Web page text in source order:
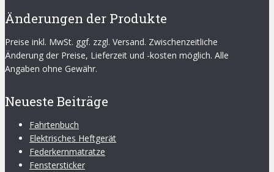
Änderungen der Produkte
Preise inkl. MwSt. ggf. zzgl. Versand. Zwischenzeitliche
Änderung der Preise, Lieferzeit und -kosten möglich. Alle
Angaben ohne Gewähr.
Neueste Beiträge
Fahrtenbuch
Elektrisches Heftgerät
Federkernmatratze
Fenstersticker